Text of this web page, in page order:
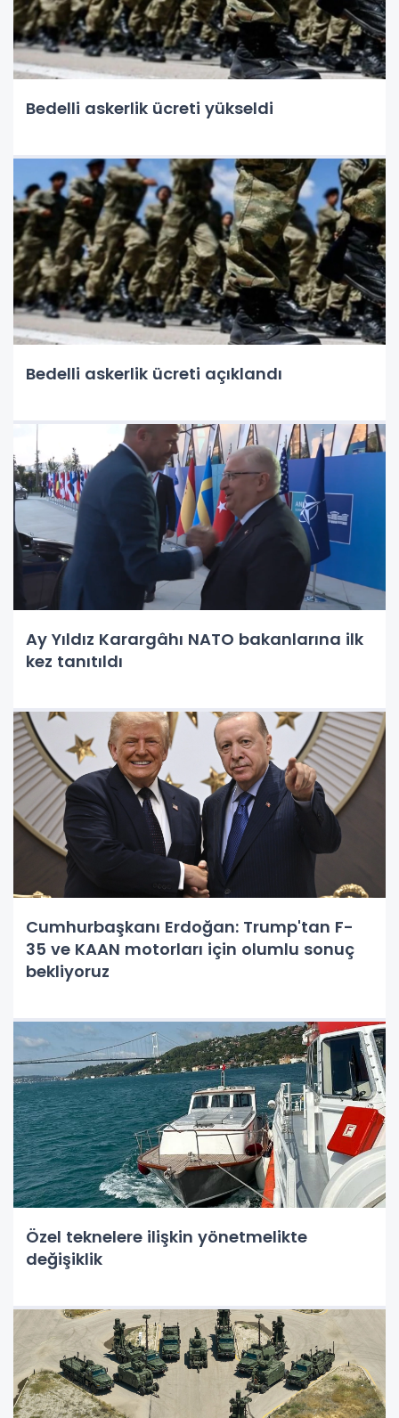
Bedelli askerlik ücreti yükseldi
Bedelli askerlik ücreti açıklandı
Ay Yıldız Karargâhı NATO bakanlarına ilk
kez tanıtıldı
Cumhurbaşkanı Erdoğan: Trump'tan F-
35 ve KAAN motorları için olumlu sonuç
bekliyoruz
Özel teknelere ilişkin yönetmelikte
değişiklik